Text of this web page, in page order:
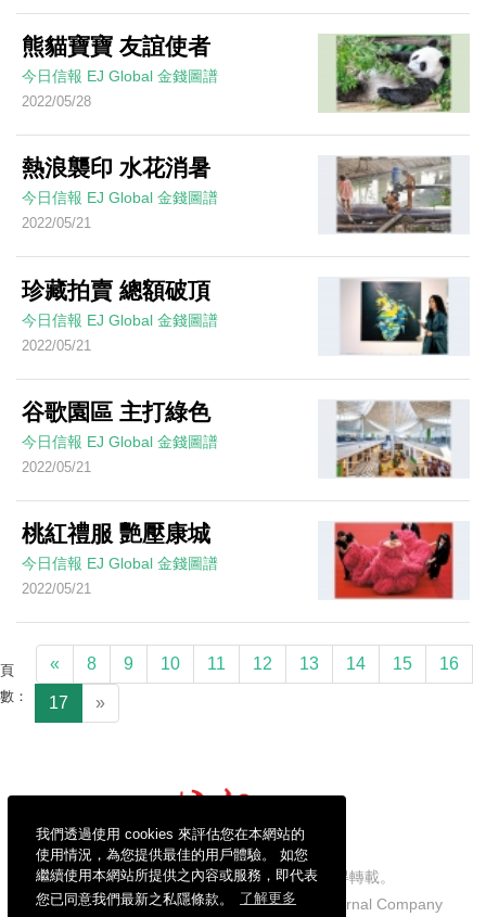
我們透過使用 cookies 來評估您在本網站的
使用情況，為您提供最佳的用戶體驗。 如您
繼續使用本網站所提供之內容或服務，即代表
您已同意我們最新之私隱條款。
了解更多
熊貓寶寶 友誼使者
今日信報 EJ Global 金錢圖譜
2022/05/28
熱浪襲印 水花消暑
今日信報 EJ Global 金錢圖譜
2022/05/21
珍藏拍賣 總額破頂
今日信報 EJ Global 金錢圖譜
2022/05/21
谷歌園區 主打綠色
今日信報 EJ Global 金錢圖譜
2022/05/21
桃紅禮服 艷壓康城
今日信報 EJ Global 金錢圖譜
2022/05/21
頁
數：
« 8 9 10 11 12 13 14 15 16
17 »
信報財經新聞有限公司版權所有，不得轉載。
Copyright © 2026 Hong Kong Economic Journal Company